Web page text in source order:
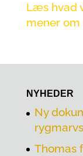
Læs hvad
mener om
NYHEDER
Ny
Thomas